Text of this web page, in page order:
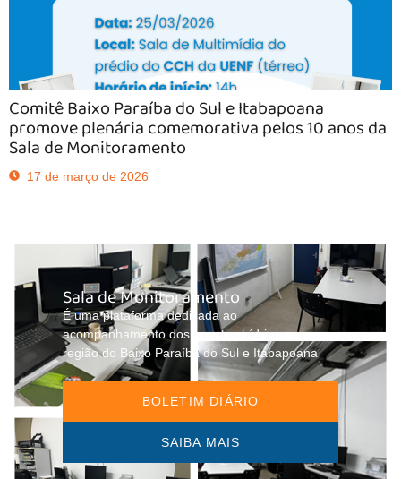
Comitê Baixo Paraíba do Sul e Itabapoana
promove plenária comemorativa pelos 10 anos da
Sala de Monitoramento
17 de março de 2026
Sala de Monitoramento
É uma plataforma dedicada ao
acompanhamento dos eventos hídricos na
região do Baixo Paraíba do Sul e Itabapoana
BOLETIM DIÁRIO
SAIBA MAIS